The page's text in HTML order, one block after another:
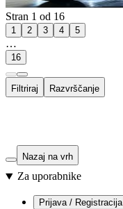
Stran 1 od 16
1 2 3 4 5
…
16
Filtriraj Razvrščanje
Nazaj na vrh
Za uporabnike
Prijava / Registracija